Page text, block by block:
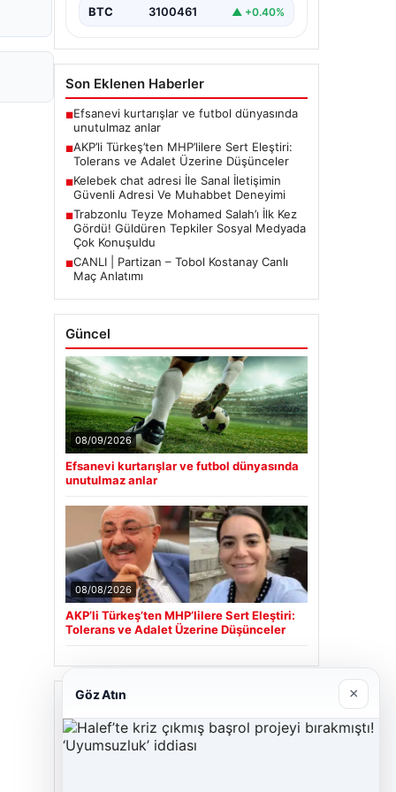
BTC 3100461 ▲ +0.40%
Son Eklenen Haberler
■Efsanevi kurtarışlar ve futbol dünyasında
unutulmaz anlar
■AKP’li Türkeş’ten MHP’lilere Sert Eleştiri:
Tolerans ve Adalet Üzerine Düşünceler
■Kelebek chat adresi İle Sanal İletişimin
Güvenli Adresi Ve Muhabbet Deneyimi
■Trabzonlu Teyze Mohamed Salah’ı İlk Kez
Gördü! Güldüren Tepkiler Sosyal Medyada
Çok Konuşuldu
■CANLI | Partizan – Tobol Kostanay Canlı
Maç Anlatımı
Güncel
08/09/2026
Efsanevi kurtarışlar ve futbol dünyasında
unutulmaz anlar
08/08/2026
AKP’li Türkeş’ten MHP’lilere Sert Eleştiri:
Tolerans ve Adalet Üzerine Düşünceler
Son Eklenen Firmalar
Göz Atın ×